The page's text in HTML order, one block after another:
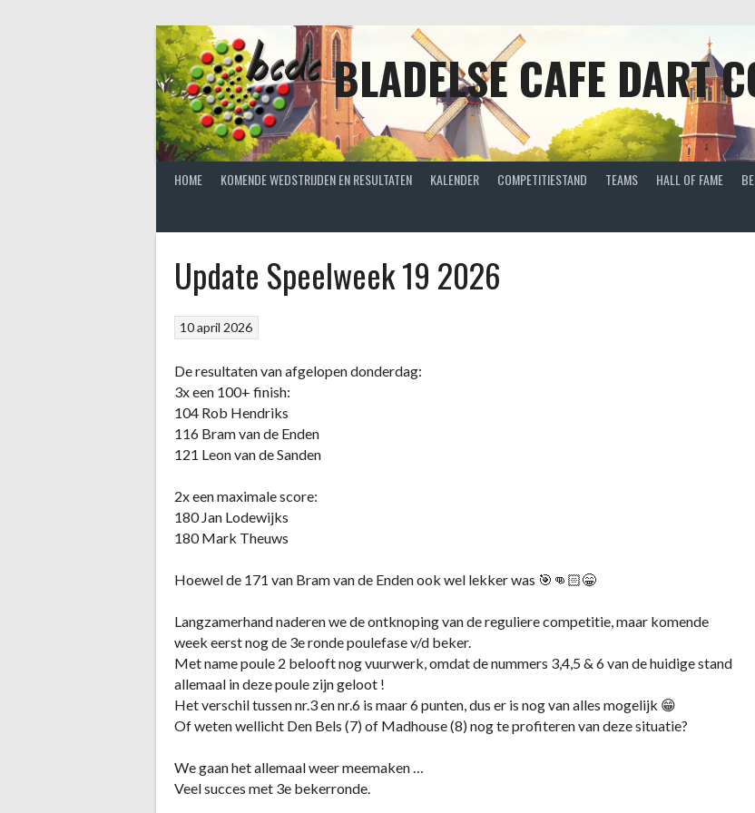
BLADELSE CAFE DART
HOME KOMENDE WEDSTRIJDEN EN RESULTATEN KALENDER COMPETITIESTAND TEAMS HALL OF FAME
Update Speelweek 19 2026
10 april 2026
De resultaten van afgelopen donderdag:
3x een 100+ finish:
104 Rob Hendriks
116 Bram van de Enden
121 Leon van de Sanden
2x een maximale score:
180 Jan Lodewijks
180 Mark Theuws
Hoewel de 171 van Bram van de Enden ook wel lekker was 🎯👊🏻😁
Langzamerhand naderen we de ontknoping van de reguliere competitie, maar komende
week eerst nog de 3e ronde poulefase v/d beker.
Met name poule 2 belooft nog vuurwerk, omdat de nummers 3,4,5 & 6 van de huidige stand
allemaal in deze poule zijn geloot !
Het verschil tussen nr.3 en nr.6 is maar 6 punten, dus er is nog van alles mogelijk 😁
Of weten wellicht Den Bels (7) of Madhouse (8) nog te profiteren van deze situatie?
We gaan het allemaal weer meemaken …
Veel succes met 3e bekerronde.